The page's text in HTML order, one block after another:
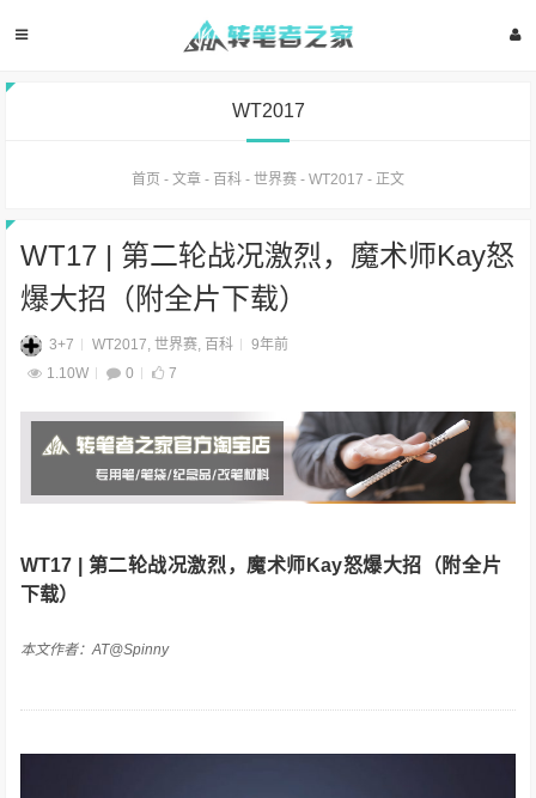
WT2017
首页 - 文章 - 百科 - 世界赛 - WT2017 - 正文
WT17 | 第二轮战况激烈，魔术师Kay怒
爆大招（附全片下载）
3+7 WT2017,世界赛, 百科
9年前
1.10W
0 7
WT17 | 第二轮战况激烈，魔术师Kay怒爆大招（附全片
下载）
本文作者：AT@Spinny